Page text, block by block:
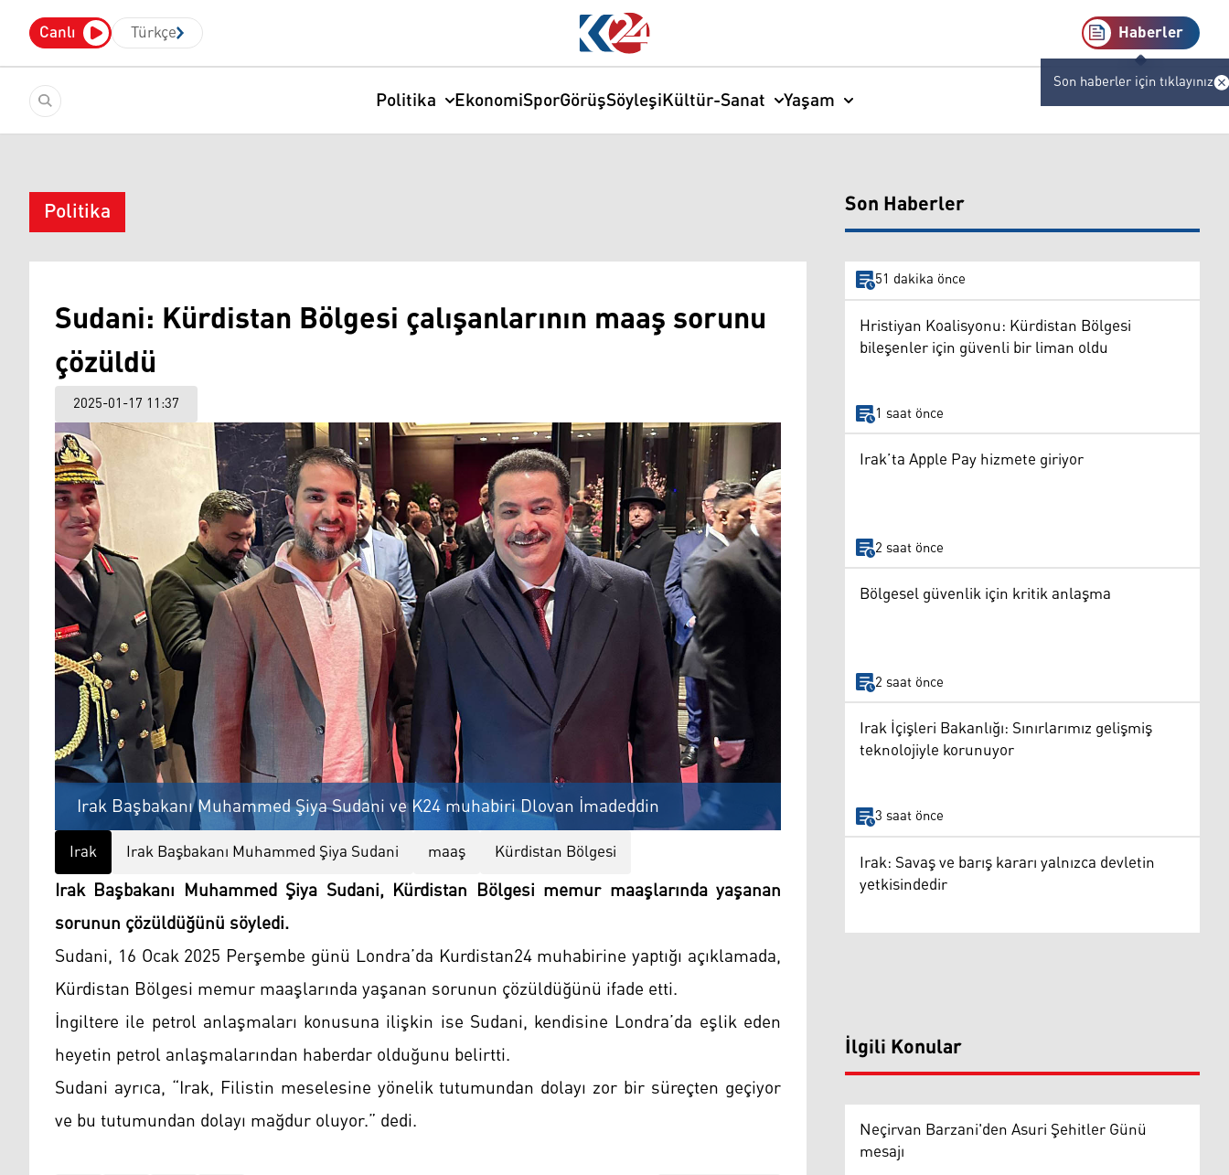
Canlı Türkçe Haberler
Son haberler için tıklayınız
Politika EkonomiSporGörüşSöyleşiKültür-Sanat Yaşam
Politika
Sudani: Kürdistan Bölgesi çalışanlarının maaş sorunu
çözüldü
2025-01-17 11:37
Irak Başbakanı Muhammed Şiya Sudani ve K24 muhabiri Dlovan İmadeddin
Irak Irak Başbakanı Muhammed Şiya Sudani maaş Kürdistan Bölgesi
Irak Başbakanı Muhammed Şiya Sudani, Kürdistan Bölgesi memur maaşlarında yaşanan
sorunun çözüldüğünü söyledi.
Sudani, 16 Ocak 2025 Perşembe günü Londra’da Kurdistan24 muhabirine yaptığı açıklamada,
Kürdistan Bölgesi memur maaşlarında yaşanan sorunun çözüldüğünü ifade etti.
İngiltere ile petrol anlaşmaları konusuna ilişkin ise Sudani, kendisine Londra’da eşlik eden
heyetin petrol anlaşmalarından haberdar olduğunu belirtti.
Sudani ayrıca, “Irak, Filistin meselesine yönelik tutumundan dolayı zor bir süreçten geçiyor
ve bu tutumundan dolayı mağdur oluyor.” dedi.
Son Haberler
51 dakika önce
Hristiyan Koalisyonu: Kürdistan Bölgesi
bileşenler için güvenli bir liman oldu
1 saat önce
Irak’ta Apple Pay hizmete giriyor
2 saat önce
Bölgesel güvenlik için kritik anlaşma
2 saat önce
Irak İçişleri Bakanlığı: Sınırlarımız gelişmiş
teknolojiyle korunuyor
3 saat önce
Irak: Savaş ve barış kararı yalnızca devletin
yetkisindedir
İlgili Konular
Neçirvan Barzani'den Asuri Şehitler Günü
mesajı